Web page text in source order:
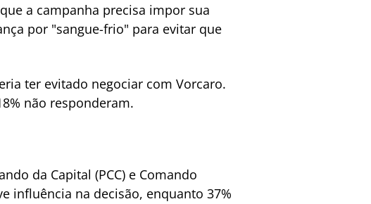
a campanha precisa impor sua
por "sangue-frio" para evitar que
ter evitado negociar com Vorcaro.
não responderam.
da Capital (PCC) e Comando
influência na decisão, enquanto 37%